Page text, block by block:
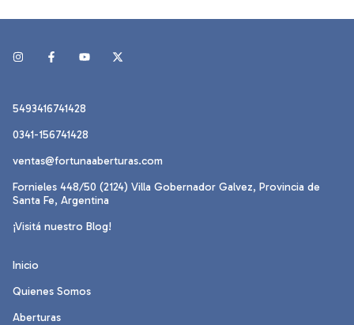
5493416741428
0341-156741428
ventas@fortunaaberturas.com
Fornieles 448/50 (2124) Villa Gobernador Galvez, Provincia de
Santa Fe, Argentina
¡Visitá nuestro Blog!
Inicio
Quienes Somos
Aberturas